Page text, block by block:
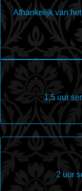
Afhankelijk van
1,5 uur
2 uur